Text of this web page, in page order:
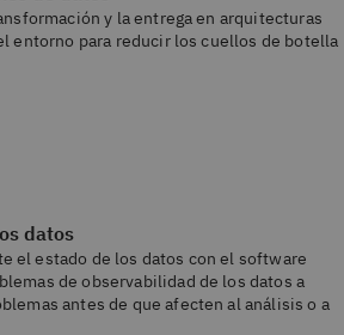
y la entrega en arquitecturas
entorno para reducir los cuellos de botella
datos
el estado de los datos con el software
de observabilidad de los datos a
antes de que afecten al análisis o a